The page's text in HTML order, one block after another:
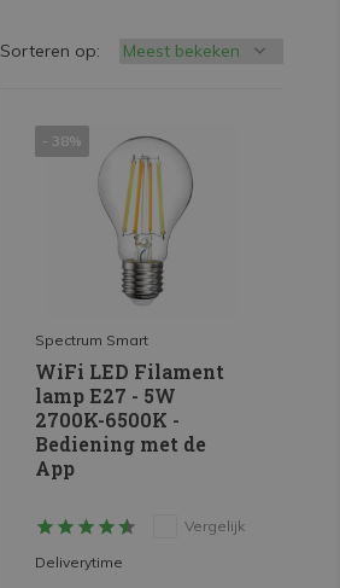
Sorteren op:
- 38%
Spectrum Smart
WiFi LED Filament
lamp E27 - 5W
2700K-6500K -
Bediening met de
App
Vergelijk
Deliverytime